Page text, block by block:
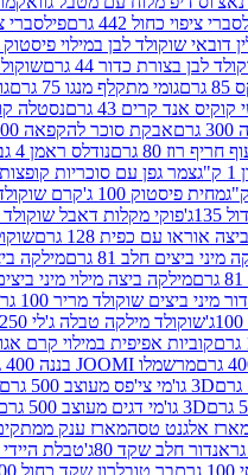
ציפוי כחול 442 גרם פילסברי
דובאי שוקולד לבן במילוי פיסטוק
לבן בצורת כדור 44 גרם
גומי מתקלף מנגו 75 גרם
אנד קרים 43 גרם נסטלה
אבקת סוכר להקפאה 300 גרם
רוז 80 גרם נודלס ראמן 4 גבינות 80 גרם
צמר גפן עם סוכריות קופצות
מחית פיסטוק 100 ג' קרם שוקולד
פוקי מקלות דאבל שוקולד 47 גרם
אוראו עם כפית 128 גרם
מיני ביצים חלב 81 גרם מילקה
מילקה ביצה מילוי מיני ביצים 97
מיני ביצים שוקולד מריר 100 גרם
שוקולד מילקה טבלה ג'לי 250 גר'-K
קוביות אפיפית במילוי קרם אגוזי
מרשמלו JOOMI בננה 400 גרם
3D גו'מי צי'פס מעוצב 500 גרם
3D גו'מי דגים מעוצב 500 גרם
אלגנט טסהמארז ענק
חלב שקד 80ג' טבלת היידי
בר טובלרון שקד כחול 100ג'